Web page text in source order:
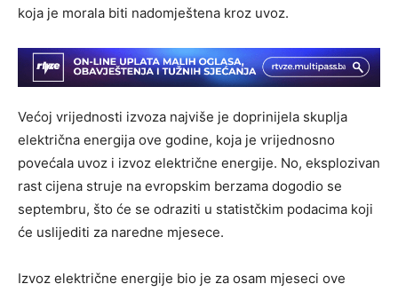
koja je morala biti nadomještena kroz uvoz.
Većoj vrijednosti izvoza najviše je doprinijela skuplja
električna energija ove godine, koja je vrijednosno
povećala uvoz i izvoz električne energije. No, eksplozivan
rast cijena struje na evropskim berzama dogodio se
septembru, što će se odraziti u statistčkim podacima koji
će uslijediti za naredne mjesece.
Izvoz električne energije bio je za osam mjeseci ove